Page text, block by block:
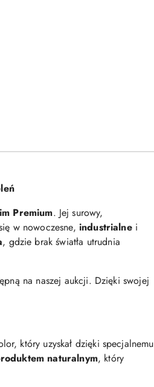
Premium. Jej surowy,
w nowoczesne, industrialnei
, gdzie brak światła utrudnia
na naszej aukcji. Dzięki swojej
który uzyskał dzięki specjalnemu
naturalnym, który